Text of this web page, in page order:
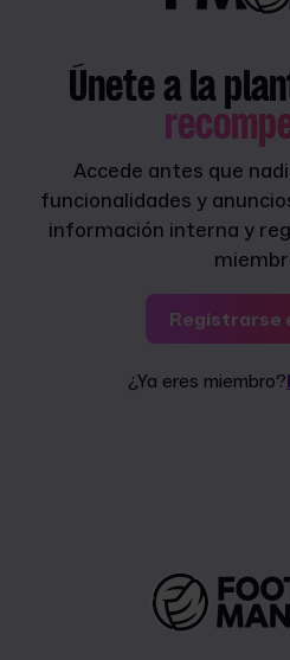
Únete a la
Accede antes que
funcionalidades y
información interna y
Registrarse
¿Ya eres miembro?